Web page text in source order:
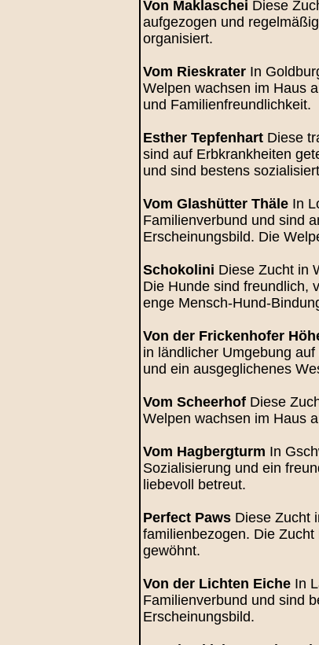
Von Maklaschei Diese
aufgezogen und
organisiert.
Vom Rieskrater In
Welpen wachsen im Haus
und Familienfreundlichkeit.
Esther Tepfenhart Diese
sind auf Erbkrankheiten
und sind bestens
Vom Glashütter Thäle In
Familienverbund und sind
Erscheinungsbild. Die
Schokolini Diese Zucht in
Die Hunde sind freundlich,
enge Mensch-Hund-
Von der Frickenhofer
in ländlicher Umgebung
und ein ausgeglichenes
Vom Scheerhof Diese
Welpen wachsen im Haus
Vom Hagbergturm In
Sozialisierung und ein
liebevoll betreut.
Perfect Paws Diese Zucht
familienbezogen. Die
gewöhnt.
Von der Lichten Eiche In
Familienverbund und sind
Erscheinungsbild.